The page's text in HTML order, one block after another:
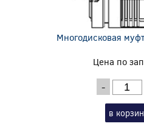
Многодисковая
Цена по
-
в